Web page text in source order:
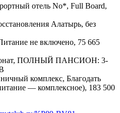
отель No*, Full Board,
Алатырь, без
не включено, 75 665
ПОЛНЫЙ ПАНСИОН: 3-
комплекс, Благодать
— комплексное), 183 500